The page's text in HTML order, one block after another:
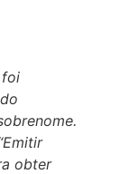
obter